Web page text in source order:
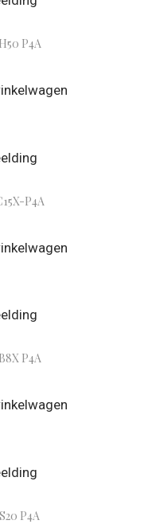
P4A
P4A
P4A
P4A